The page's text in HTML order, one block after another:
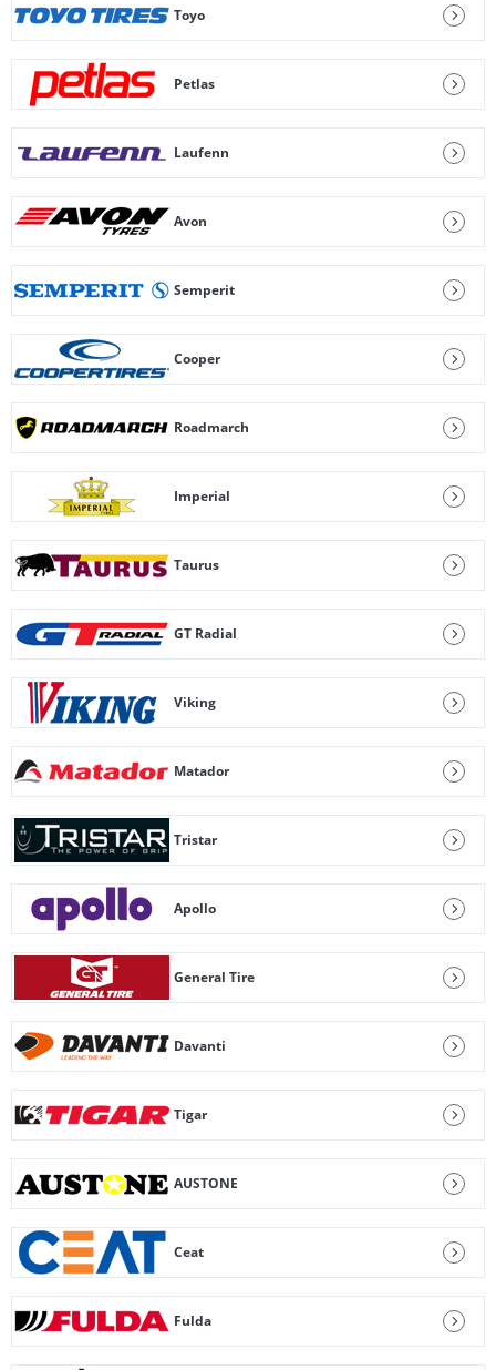
Toyo
Petlas
Laufenn
Avon
Semperit
Cooper
Roadmarch
Imperial
Taurus
GT Radial
Viking
Matador
Tristar
Apollo
General Tire
Davanti
Tigar
AUSTONE
Ceat
Fulda